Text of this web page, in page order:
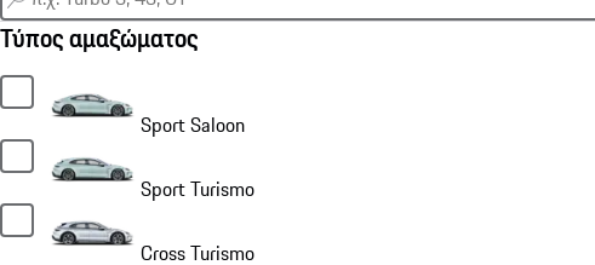
Τύπος αμαξώματος
Sport Saloon
Sport Turismo
Cross Turismo